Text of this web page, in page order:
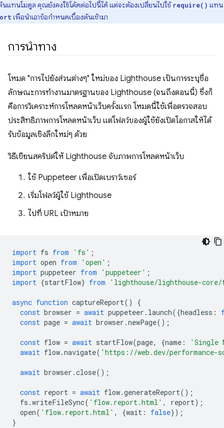
นแทนโมดูล คุณยังคงใช้โค้ดต่อไปนี้ได้ แต่จะต้องเปลี่ยนไปใช้ require() แทน
เพื่อนําเอาข้อกําหนดเบื้องต้นเข้ามา
การนำทาง
โหมด "การไปยังส่วนต่างๆ" ใหม่ของ Lighthouse เป็นการระบุชื่อ
ลักษณะการทํางานมาตรฐานของ Lighthouse (จนถึงตอนนี้) ซึ่งก็
คือการวิเคราะห์การโหลดหน้าเว็บครั้งแรก โหมดนี้ใช้เพื่อตรวจสอบ
ประสิทธิภาพการโหลดหน้าเว็บ แต่โฟลว์ของผู้ใช้ยังเปิดโอกาสให้ได้
รับข้อมูลเชิงลึกใหม่ๆ ด้วย
วิธีเขียนสคริปต์ให้ Lighthouse จับภาพการโหลดหน้าเว็บ
ใช้ Puppeteer เพื่อเปิดเบราว์เซอร์
เริ่มโฟลว์ผู้ใช้ Lighthouse
ไปที่ URL เป้าหมาย
import fs from 'fs' ;
import open from 'open' ;
import puppeteer from 'puppeteer' ;
import {startFlow} from 'lighthouse/lighthouse-
async function captureReport()
{
const browser = await puppeteer . launch({headless :
const page = await browser .newPage();
const flow = await startFlow(page, {name :
'Single
await flow.navigate( 'https://web.dev/performance-
await browser .close();
const report = await flow.generateReport();
fs .writeFileSync( 'flow.report.html' , report);
open( 'flow.report.html' , {wait : false});
}